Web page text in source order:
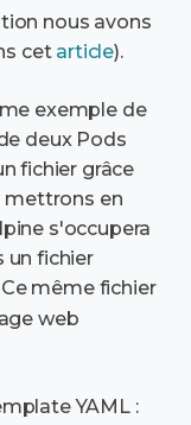
nous avons
cet article).
exemple de
deux Pods
fichier grâce
mettrons en
s'occupera
un fichier
même fichier
web
YAML :